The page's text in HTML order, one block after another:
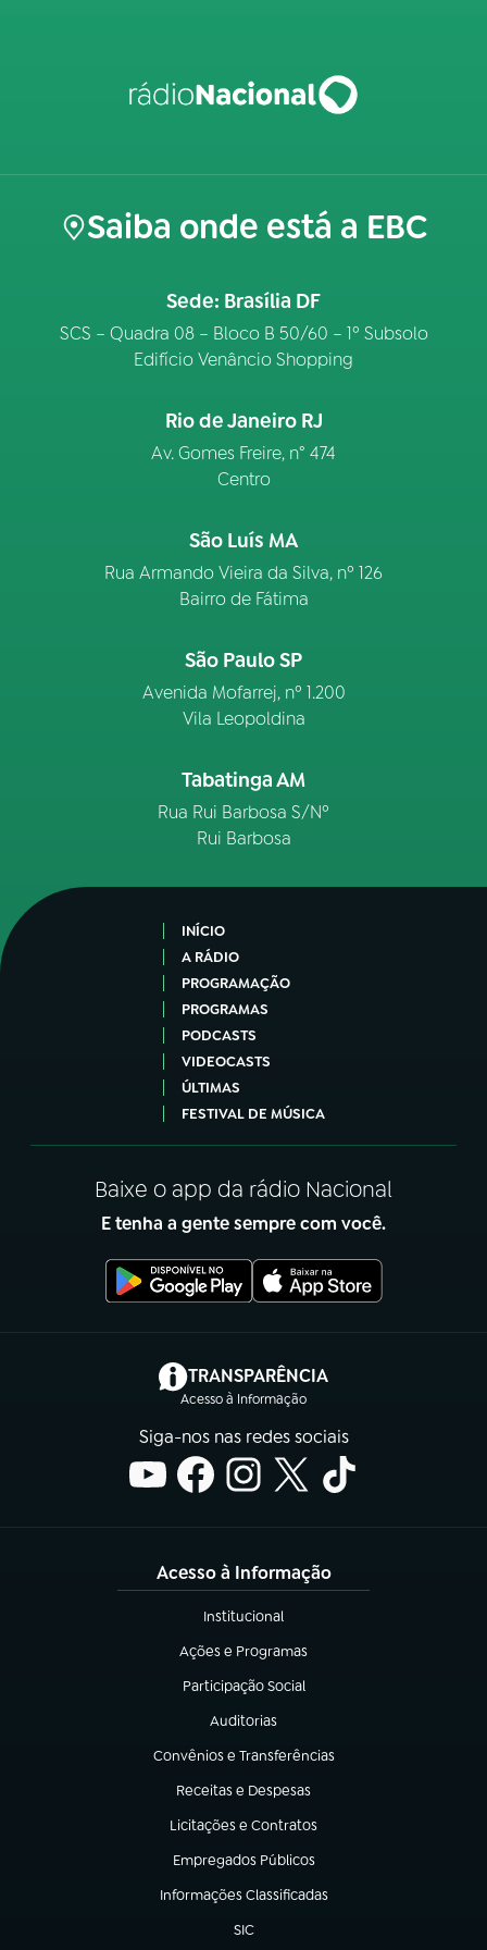
Saiba onde está a EBC
Sede: Brasília DF
SCS – Quadra 08 – Bloco B 50/60 – 1º Subsolo
Edifício Venâncio Shopping
Rio de Janeiro RJ
Av. Gomes Freire, n° 474
Centro
São Luís MA
Rua Armando Vieira da Silva, nº 126
Bairro de Fátima
São Paulo SP
Avenida Mofarrej, nº 1.200
Vila Leopoldina
Tabatinga AM
Rua Rui Barbosa S/Nº
Rui Barbosa
INÍCIO
A RÁDIO
PROGRAMAÇÃO
PROGRAMAS
PODCASTS
VIDEOCASTS
ÚLTIMAS
FESTIVAL DE MÚSICA
Baixe o app da rádio Nacional
E tenha a gente sempre com você.
TRANSPARÊNCIA
Acesso à Informação
(abre em nova aba)
Siga-nos nas redes sociais
Acesso à Informação
Institucional
(abre em nova aba)
Ações e Programas
(abre em nova aba)
Participação Social
(abre em nova aba)
Auditorias
(abre em nova aba)
Convênios e Transferências
(abre em nova aba)
Receitas e Despesas
(abre em nova aba)
Licitações e Contratos
(abre em nova aba)
Empregados Públicos
(abre em nova aba)
Informações Classificadas
(abre em nova aba)
SIC
(abre em nova aba)